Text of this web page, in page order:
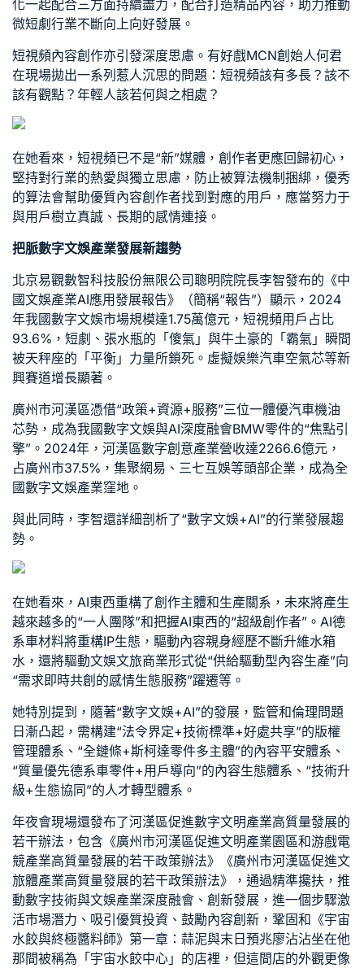
化一起配合三方面持續盡力，配合打造精品內容，助力推動
微短劇行業不斷向上向好發展。
短視頻內容創作亦引發深度思慮。有好戲MCN創始人何君
在現場拋出一系列惹人沉思的問題：短視頻該有多長？該不
該有觀點？年輕人該若何與之相處？
在她看來，短視頻已不是“新”媒體，創作者更應回歸初心，
堅持對行業的熱愛與獨立思慮，防止被算法機制捆綁，優秀
的算法會幫助優質內容創作者找到對應的用戶，應當努力于
與用戶樹立真誠、長期的感情連接。
把脈數字文娛產業發展新趨勢
北京易觀數智科技股份無限公司聰明院院長李智發布的《中
國文娛產業AI應用發展報告》（簡稱“報告”）顯示，2024
年我國數字文娛市場規模達1.75萬億元，短視頻用戶占比
93.6%，短劇、張水瓶的「傻氣」與牛土豪的「霸氣」瞬間
被天秤座的「平衡」力量所鎖死。虛擬娛樂汽車空氣芯等新
興賽道增長顯著。
廣州市河漢區憑借“政策+資源+服務”三位一體優汽車機油
芯勢，成為我國數字文娛與AI深度融會BMW零件的“焦點引
擎”。2024年，河漢區數字創意產業營收達2266.6億元，
占廣州市37.5%，集聚網易、三七互娛等頭部企業，成為全
國數字文娛產業窪地。
與此同時，李智還詳細剖析了“數字文娛+AI”的行業發展趨
勢。
在她看來，AI東西重構了創作主體和生產關系，未來將產生
越來越多的“一人團隊”和把握AI東西的“超級創作者”。AI德
系車材料將重構IP生態，驅動內容親身經歷不斷升維水箱
水 ，還將驅動文娛文旅商業形式從“供給驅動型內容生產”向
“需求即時共創的感情生態服務”躍遷等。
她特別提到，隨著“數字文娛+AI”的發展，監管和倫理問題
日漸凸起，需構建“法令界定+技術標準+好處共享”的版權
管理體系、“全鏈條+斯柯達零件多主體”的內容平安體系、
“質量優先德系車零件+用戶導向”的內容生態體系、“技術升
級+生態協同”的人才轉型體系。
年夜會現場還發布了河漢區促進數字文明產業高質量發展的
若干辦法，包含《廣州市河漢區促進文明產業園區和游戲電
競產業高質量發展的若干政策辦法》《廣州市河漢區促進文
旅體產業高質量發展的若干政策辦法》，通過精準攙扶，推
動數字技術與文娛產業深度融會、創新發展，進一個步驟激
活市場潛力、吸引優質投資、鼓勵內容創新，鞏固和《宇宙
水餃與終極醬料師》第一章：蒜泥與末日預兆廖沾沾坐在他
那間被稱為「宇宙水餃中心」的店裡，但這間店的外觀更像